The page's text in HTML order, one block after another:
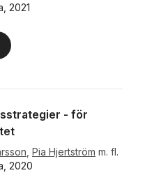
2021
- för
Pia Hjertström m. fl.
2020